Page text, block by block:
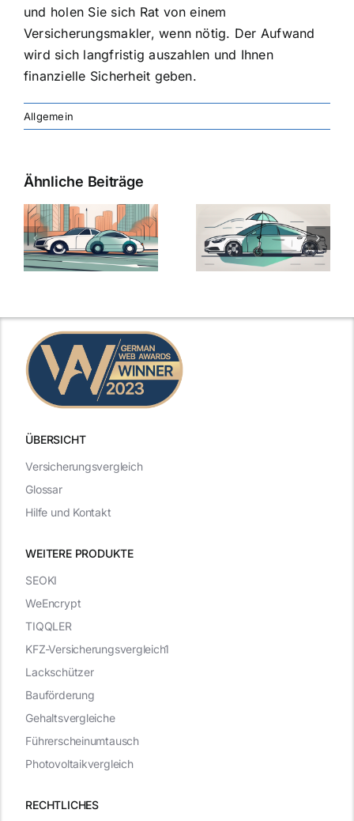
und holen Sie sich Rat von einem
Versicherungsmakler, wenn nötig. Der Aufwand
wird sich langfristig auszahlen und Ihnen
finanzielle Sicherheit geben.
Allgemein
Ähnliche Beiträge
ÜBERSICHT
WEITERE PRODUKTE
RECHTLICHES
Versicherungsvergleich
Glossar
Hilfe und Kontakt
SEOKI
WeEncrypt
TIQQLER
KFZ-Versicherungsvergleich1
Lackschützer
Bauförderung
Gehaltsvergleiche
Führerscheinumtausch
Photovoltaikvergleich